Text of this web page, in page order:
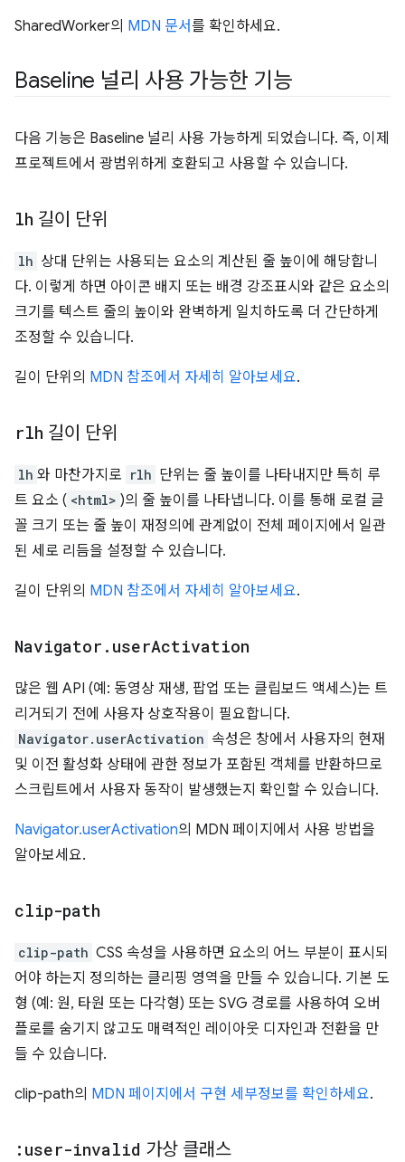
SharedWorker의 MDN 문서를 확인하세요.
Baseline 널리 사용 가능한 기능
다음 기능은 Baseline 널리 사용 가능하게 되었습니다. 즉, 이제
프로젝트에서 광범위하게 호환되고 사용할 수 있습니다.
lh 길이 단위
lh 상대 단위는 사용되는 요소의 계산된 줄 높이에 해당합니
다. 이렇게 하면 아이콘 배지 또는 배경 강조표시와 같은 요소의
크기를 텍스트 줄의 높이와 완벽하게 일치하도록 더 간단하게
조정할 수 있습니다.
길이 단위의 MDN 참조에서 자세히 알아보세요.
rlh 길이 단위
lh 와 마찬가지로 rlh 단위는 줄 높이를 나타내지만 특히 루
트 요소 ( <html> )의 줄 높이를 나타냅니다. 이를 통해 로컬 글
꼴 크기 또는 줄 높이 재정의에 관계없이 전체 페이지에서 일관
된 세로 리듬을 설정할 수 있습니다.
길이 단위의 MDN 참조에서 자세히 알아보세요.
Navigator . userActivation
많은 웹 API (예: 동영상 재생, 팝업 또는 클립보드 액세스)는 트
리거되기 전에 사용자 상호작용이 필요합니다.
Navigator.userActivation 속성은 창에서 사용자의 현재
및 이전 활성화 상태에 관한 정보가 포함된 객체를 반환하므로
스크립트에서 사용자 동작이 발생했는지 확인할 수 있습니다.
Navigator.userActivation의 MDN 페이지에서 사용 방법을
알아보세요.
clip-path
clip-path CSS 속성을 사용하면 요소의 어느 부분이 표시되
어야 하는지 정의하는 클리핑 영역을 만들 수 있습니다. 기본 도
형 (예: 원, 타원 또는 다각형) 또는 SVG 경로를 사용하여 오버
플로를 숨기지 않고도 매력적인 레이아웃 디자인과 전환을 만
들 수 있습니다.
clip-path의 MDN 페이지에서 구현 세부정보를 확인하세요.
:user-invalid 가상 클래스